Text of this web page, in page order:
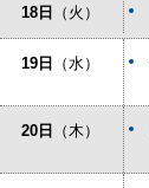
18日 （火）
19日 （水）
20日 （木）